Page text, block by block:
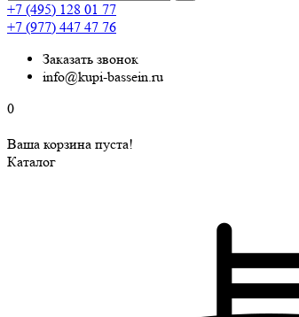
+7 (495) 128 01 77
+7 (977) 447 47 76
Заказать звонок
info@kupi-bassein.ru
0
Ваша корзина пуста!
Каталог